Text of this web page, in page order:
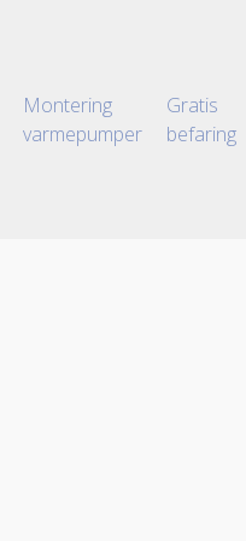
Montering
varmepumper
Gratis
befaring